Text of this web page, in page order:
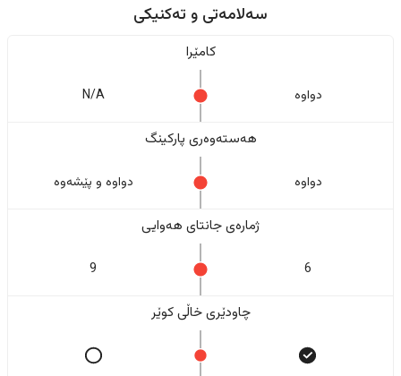
سەلامەتی و تەکنیکی
کامێرا
دواوە N/A
هەستەوەری پارکینگ
دواوە دواوە و پێشەوە
ژمارەی جانتای هەوایی
6
9
چاودێری خاڵی کوێر